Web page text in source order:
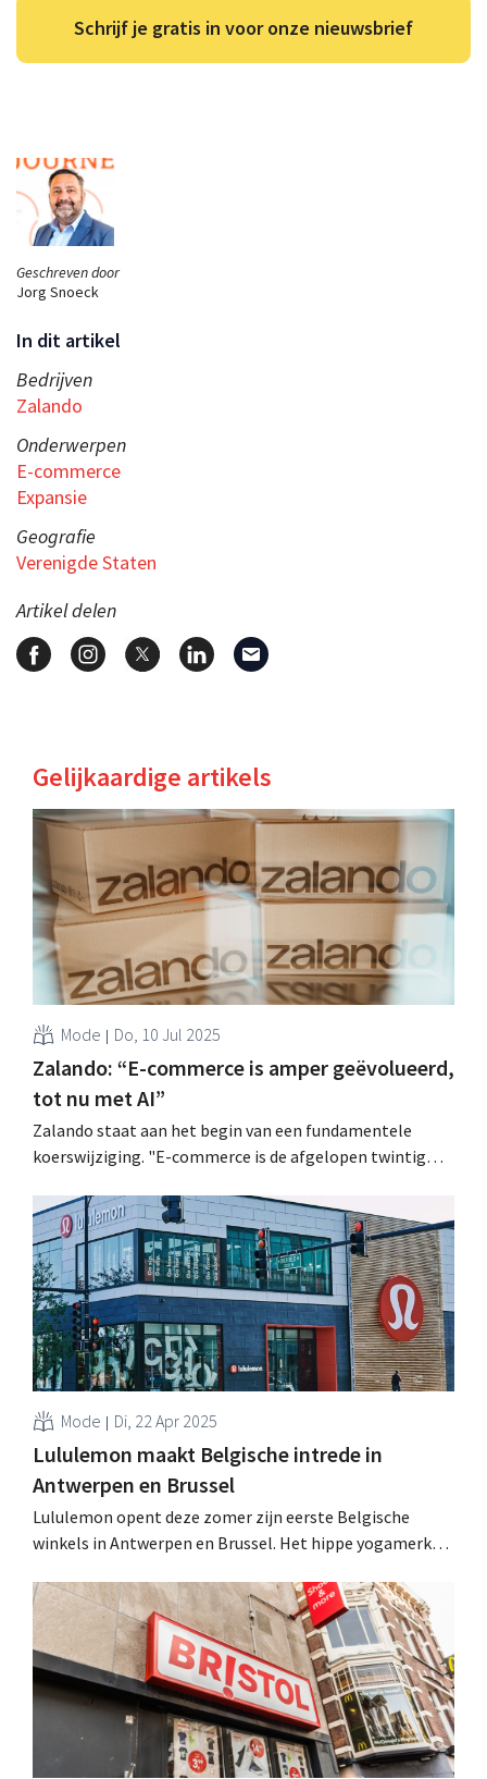
Geschreven door
Jorg Snoeck
In dit artikel
Bedrijven
Zalando
Onderwerpen
E-commerce
Expansie
Geografie
Verenigde Staten
Artikel delen
Schrijf je gratis in voor onze nieuwsbrief
Gelijkaardige artikels
Mode Do, 10 Jul 2025
Zalando: “E-commerce is amper geëvolueerd,
tot nu met AI”
Zalando staat aan het begin van een fundamentele
koerswijziging. "E-commerce is de afgelopen twintig
modeplatform, maar dat verandert nu allemaal met
artificiële intelligentie en aangevulde realiteit. .
Mode Di, 22 Apr 2025
Lululemon maakt Belgische intrede in
Antwerpen en Brussel
Lululemon opent deze zomer zijn eerste Belgische
winkels in Antwerpen en Brussel. Het hippe yogamerk
Verenigde Staten voorbij is. .